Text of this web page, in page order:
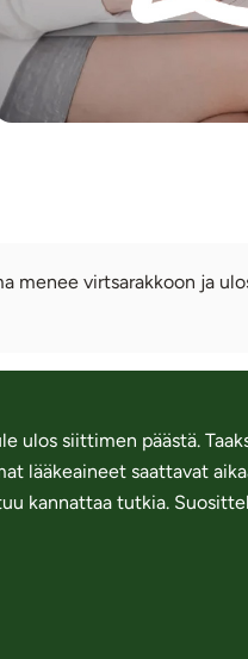
menee virtsarakkoon ja
ulos siittimen päästä.
lääkeaineet saattavat
kannattaa tutkia.